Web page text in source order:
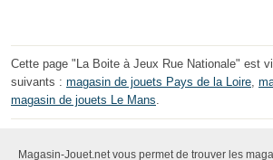
Cette page "La Boite à Jeux Rue Nationale" est
suivants : magasin de jouets Pays de la Loire,
magasin de jouets Le Mans.
Magasin-Jouet.net vous permet de trouver les